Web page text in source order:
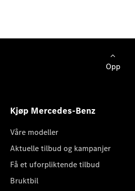
Opp
Kjøp Mercedes-Benz
Våre modeller
Aktuelle tilbud og kampanjer
Få et uforpliktende tilbud
Bruktbil